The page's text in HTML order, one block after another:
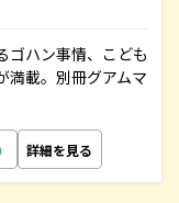
ゴハン事情、こども
満載。別冊グアムマ
詳細を見る